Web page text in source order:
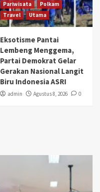
Pariwisata
Polkam
Travel
Utama
Eksotisme Pantai
Lembeng Menggema,
Partai Demokrat Gelar
Gerakan Nasional Langit
Biru Indonesia ASRI
admin Agustus 8, 2026 0